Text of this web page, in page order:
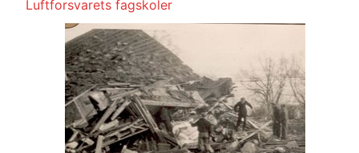
Luftforsvarets fagskoler